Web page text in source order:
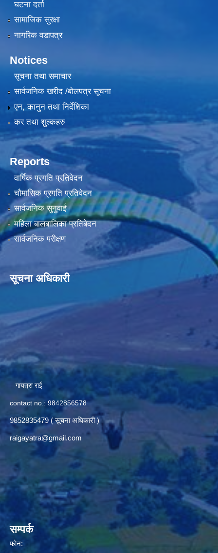
घटना दर्ता
सामाजिक सुरक्षा
नागरिक वडापत्र
Notices
सूचना तथा समाचार
सार्वजनिक खरीद /बोलपत्र सूचना
एन, कानुन तथा निर्देशिका
कर तथा शुल्कहरु
Reports
वार्षिक प्रगति प्रतिवेदन
चौमासिक प्रगति प्रतिवेदन
सार्वजनिक सुनुवाई
महिला बालबालिका प्रतिबेदन
सार्वजनिक परीक्षण
सूचना अधिकारी
गायत्रा राई
contact no.: 9842856578
9852835479 ( सूचना अधिकारी )
raigayatra@gmail.com
सम्पर्क
फोन: